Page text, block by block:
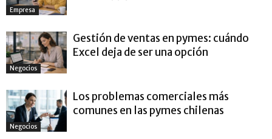
Empresa
Negocios
Gestión de ventas en pymes: cuándo
Excel deja de ser una opción
Negocios
Los problemas comerciales más
comunes en las pymes chilenas